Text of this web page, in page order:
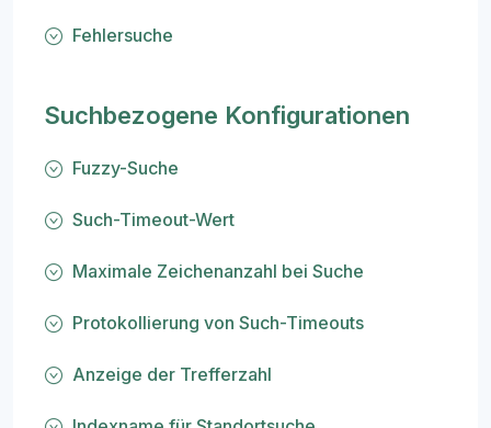
Fehlersuche
Suchbezogene Konfigurationen
Fuzzy-Suche
Such-Timeout-Wert
Maximale Zeichenanzahl bei Suche
Protokollierung von Such-Timeouts
Anzeige der Trefferzahl